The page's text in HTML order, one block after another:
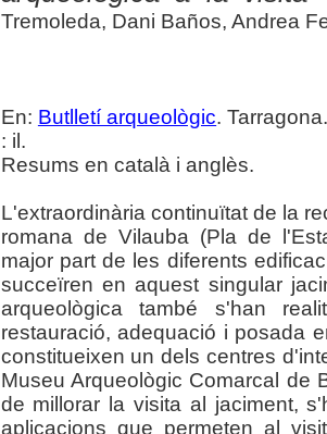
Tremoleda, Dani Baños, Andrea
En: Butlletí arqueològic.
: il.
Resums en català i anglès.
L'extraordinària continuïtat de la
romana de Vilauba (Pla de
major part de les diferents
succeïren en aquest singular
arqueològica també s'han
restauració, adequació i posada
constitueixen un dels centres
Museu Arqueològic Comarcal de
de millorar la visita al jaciment,
aplicacions que permeten al